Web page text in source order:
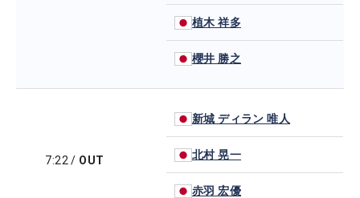
植木 祥多
櫻井 勝之
7:22/ OUT
新城 ディラン 唯人
北村 晃一
赤羽 宏優